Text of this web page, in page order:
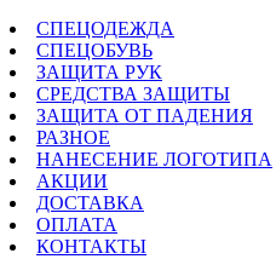
СПЕЦОДЕЖДА
СПЕЦОБУВЬ
ЗАЩИТА РУК
СРЕДСТВА ЗАЩИТЫ
ЗАЩИТА ОТ ПАДЕНИЯ
РАЗНОЕ
НАНЕСЕНИЕ ЛОГОТИПА
АКЦИИ
ДОСТАВКА
ОПЛАТА
КОНТАКТЫ